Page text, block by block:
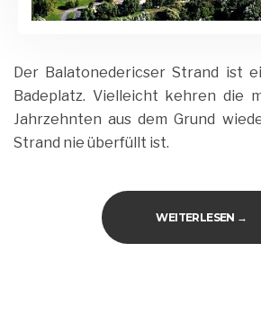
Der Balatonedericser Strand ist
Badeplatz. Vielleicht kehren die
Jahrzehnten aus dem Grund
Strand nie überfüllt ist.
WEITERLESEN →